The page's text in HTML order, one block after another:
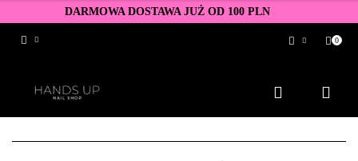
DARMOWA DOSTAWA JUŻ OD 100 PLN
Zarejestruj się
Dodaj zgłoszenie
Zgody cookies
0